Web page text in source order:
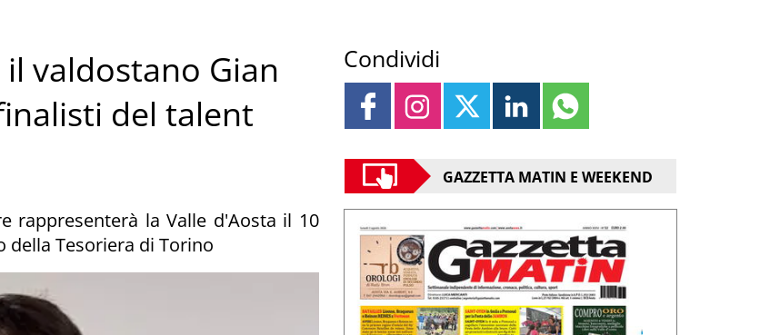
il valdostano Gian
del talent
rappresenterà la Valle d'Aosta il 10
della Tesoriera di Torino
Condividi
GAZZETTA MATIN E WEEKEND